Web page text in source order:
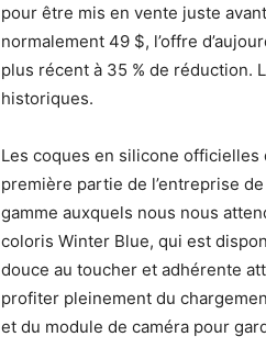
pour être mis en vente juste
normalement 49 $, l’offre
plus récent à 35 % de réduction.
historiques.
Les coques en silicone officielles
première partie de l’entreprise
gamme auxquels nous nous
coloris Winter Blue, qui est
douce au toucher et adhérente
profiter pleinement du
et du module de caméra pour